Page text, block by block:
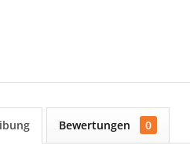
Bewertungen 0